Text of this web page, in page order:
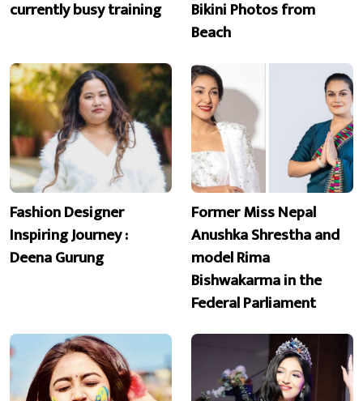
currently busy training
Bikini Photos from
Beach
Fashion Designer
Inspiring Journey :
Deena Gurung
Former Miss Nepal
Anushka Shrestha and
model Rima
Bishwakarma in the
Federal Parliament